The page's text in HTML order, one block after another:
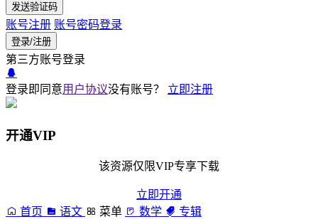
发送验证码
账号注册 账号密码登录
登录/注册
第三方账号登录
登录即同意用户协议没有账号？ 立即注册
开通VIP
该资源仅限VIP专享下载
立即开通
首页
语文 菜单 数学 专辑